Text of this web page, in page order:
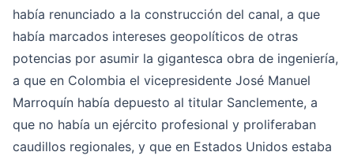
había renunciado a la construcción del canal, a que
había marcados intereses geopolíticos de otras
potencias por asumir la gigantesca obra de ingeniería,
a que en Colombia el vicepresidente José Manuel
Marroquín había depuesto al titular Sanclemente, a
que no había un ejército profesional y proliferaban
caudillos regionales, y que en Estados Unidos estaba